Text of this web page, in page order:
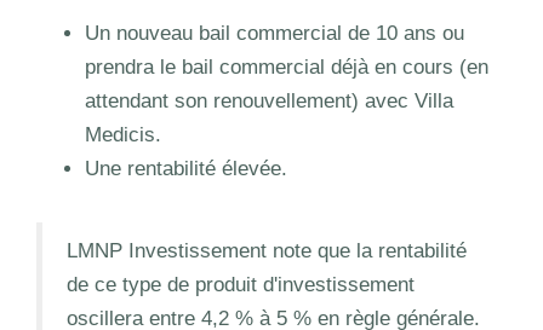
Un nouveau bail commercial de 10 ans ou
prendra le bail commercial déjà en cours (en
attendant son renouvellement) avec Villa
Medicis.
Une rentabilité élevée.
LMNP Investissement note que la rentabilité
de ce type de produit d'investissement
oscillera entre 4,2 % à 5 % en règle générale.